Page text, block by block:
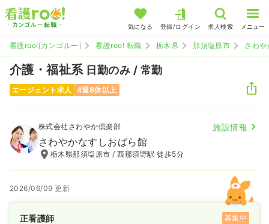
気になる 登録/ログイン 求人検索 メニュー
看護roo![カンゴルー] 看護roo! 転職 栃木県 那須塩原市 さわ
介護・福祉系 日勤のみ / 常勤
エージェント求人 4週8休以上
株式会社さわやか倶楽部 施設情報
さわやかなすしおばら館
栃木県那須塩原市 / 西那須野駅 徒歩5分
2026/06/09 更新
正看護師
募集中